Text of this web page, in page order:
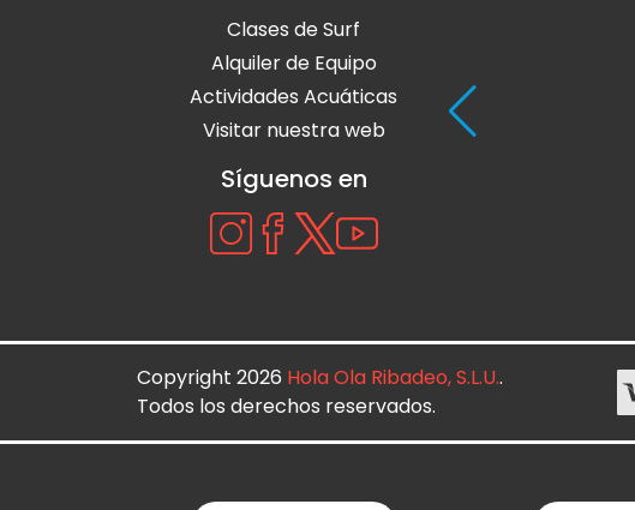
Clases de Surf
Alquiler de Equipo
Actividades Acuáticas
Visitar nuestra web
Síguenos en
Copyright 2026 Hola Ola Ribadeo, S.L.U..
Todos los derechos reservados.